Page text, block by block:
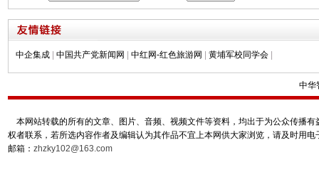
中企集成 中国共产党新闻网 中红网-红色旅游网 黄埔军校同学会
中华
本网站转载的所有的文章、图片、音频、视频文件等资料，均出于为公众传播
权者联系，若所选内容作者及编辑认为其作品不宜上本网供大家浏览，请及时用
邮箱： zhzky102@163.com